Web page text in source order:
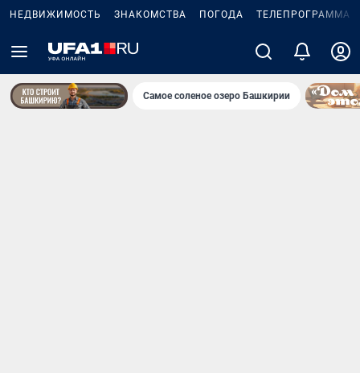
НЕДВИЖИМОСТЬ ЗНАКОМСТВА ПОГОДА ТЕЛЕПРОГРАММА
Самое соленое озеро Башкирии